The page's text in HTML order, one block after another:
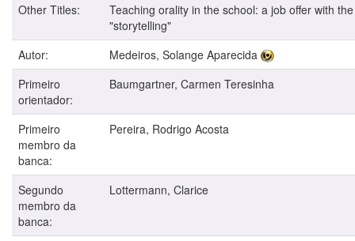
Other Titles:
Teaching orality in the school: a job offer with the
"storytelling"
Autor:
Medeiros, Solange Aparecida
Primeiro
orientador:
Baumgartner, Carmen Teresinha
Primeiro
membro da
banca:
Pereira, Rodrigo Acosta
Segundo
membro da
banca:
Lottermann, Clarice